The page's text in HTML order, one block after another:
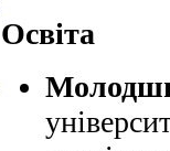
Освіта